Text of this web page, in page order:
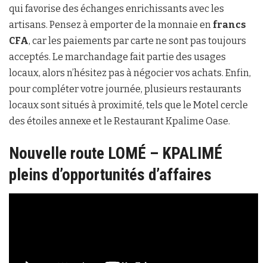
qui favorise des échanges enrichissants avec les
artisans. Pensez à emporter de la monnaie en francs
CFA, car les paiements par carte ne sont pas toujours
acceptés. Le marchandage fait partie des usages
locaux, alors n’hésitez pas à négocier vos achats. Enfin,
pour compléter votre journée, plusieurs restaurants
locaux sont situés à proximité, tels que le Motel cercle
des étoiles annexe et le Restaurant Kpalime Oase.
Nouvelle route LOMÉ – KPALIMÉ
pleins d’opportunités d’affaires